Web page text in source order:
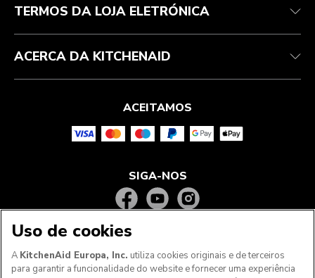
TERMOS DA LOJA ELETRÓNICA
ACERCA DA KITCHENAID
ACEITAMOS
SIGA-NOS
Uso de cookies
A KitchenAid Europa, Inc. utiliza cookies originais e de terceiros
para garantir a funcionalidade do website e fornecer uma experiência